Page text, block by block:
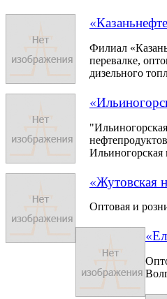
Филиал
перевалке,
дизельного
Ильиногорская
«Жутовская
Оптовая и